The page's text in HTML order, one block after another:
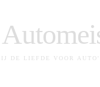
DE LIEFDE VOOR